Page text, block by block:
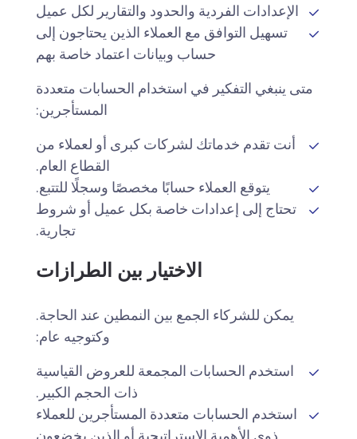
الإعدادات الفردية والحدود والتقارير لكل عميل
تسهيل التوافق مع العملاء الذين يحتاجون إلى
حساب وبيانات اعتماد خاصة بهم
متى ينبغي التفكير في استخدام الحسابات متعددة
المستأجرين:
أنت تقدم خدماتك لشركات كبرى أو لعملاء من
القطاع العام.
يتوقع العملاء حسابًا مخصصًا وسجلًا للتتبع.
تحتاج إلى إعدادات خاصة بكل عميل أو شروط
تجارية.
الاختيار بين الطرازات
يمكن للشركاء الجمع بين النمطين عند الحاجة.
وكتوجيه عام:
استخدم الحسابات المجمعة للعروض القياسية
ذات الحجم الكبير.
استخدم الحسابات متعددة المستأجرين للعملاء